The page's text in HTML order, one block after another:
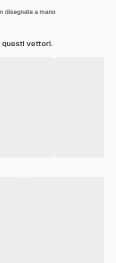
disegnate a mano
questi vettori.